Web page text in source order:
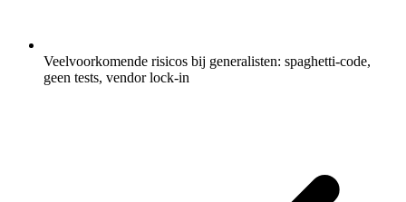
Veelvoorkomende risicos bij generalisten: spaghetti-code,
geen tests, vendor lock-in